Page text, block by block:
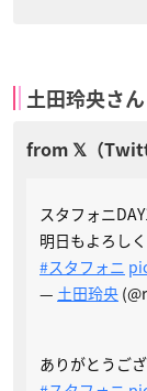
土田玲央さん
スタフォニ
明日もよろし
#スタフォニ
— 土田玲央
ありがとうご